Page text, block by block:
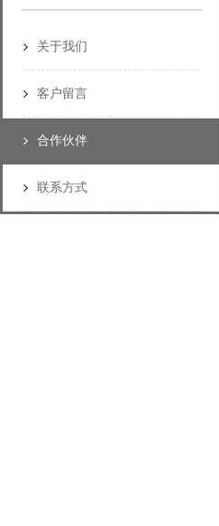
关于我们
客户留言
合作伙伴
联系方式